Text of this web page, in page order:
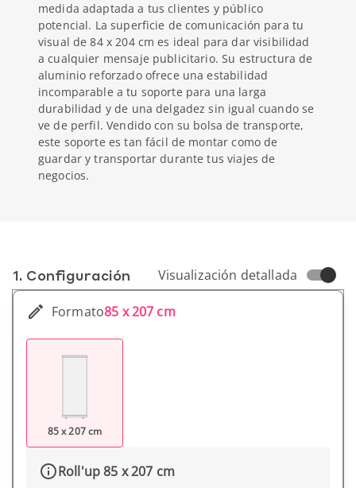
medida adaptada a tus clientes y público
potencial. La superficie de comunicación para tu
visual de 84 x 204 cm es ideal para dar visibilidad
a cualquier mensaje publicitario. Su estructura de
aluminio reforzado ofrece una estabilidad
incomparable a tu soporte para una larga
durabilidad y de una delgadez sin igual cuando se
ve de perfil. Vendido con su bolsa de transporte,
este soporte es tan fácil de montar como de
guardar y transportar durante tus viajes de
negocios.
1. Conf­iguración Visualización detallada
Formato85 x 207 cm
85 x 207 cm
Roll'up 85 x 207 cm